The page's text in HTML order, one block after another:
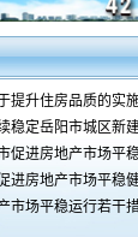
提升住房品质的实
稳定岳阳市城区新
促进房地产市场平
进房地产市场平稳
市场平稳运行若干